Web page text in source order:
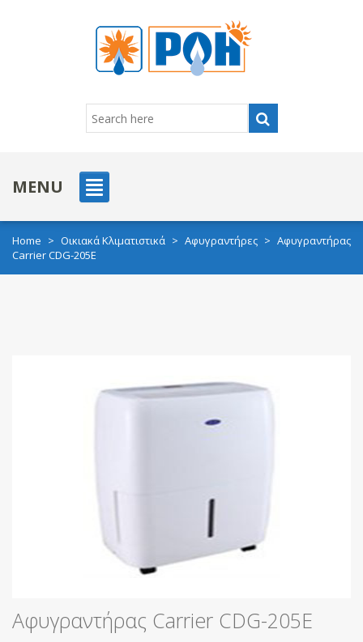
MENU
Home > Οικιακά Κλιματιστικά > Αφυγραντήρες > Αφυγραντήρας
Carrier CDG-205E
Αφυγραντήρας Carrier CDG-205E